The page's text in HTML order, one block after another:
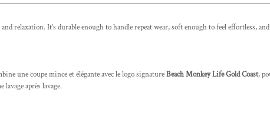
relaxation. It’s durable enough to handle repeat wear, soft enough to feel effortless,
une coupe mince et élégante avec le logo signatureBeach Monkey Life Gold Coast,
après lavage.